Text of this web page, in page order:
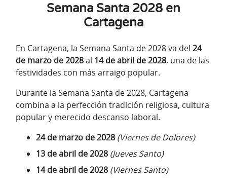
Semana Santa 2028 en
Cartagena
En Cartagena, la Semana Santa de 2028 va del 24
de marzo de 2028al 14 de abril de 2028, una de las
festividades con más arraigo popular.
Durante la Semana Santa de 2028, Cartagena
combina a la perfección tradición religiosa, cultura
popular y merecido descanso laboral.
24 de marzo de 2028 (Viernes de Dolores)
13 de abril de 2028 (Jueves Santo)
14 de abril de 2028 (Viernes Santo)